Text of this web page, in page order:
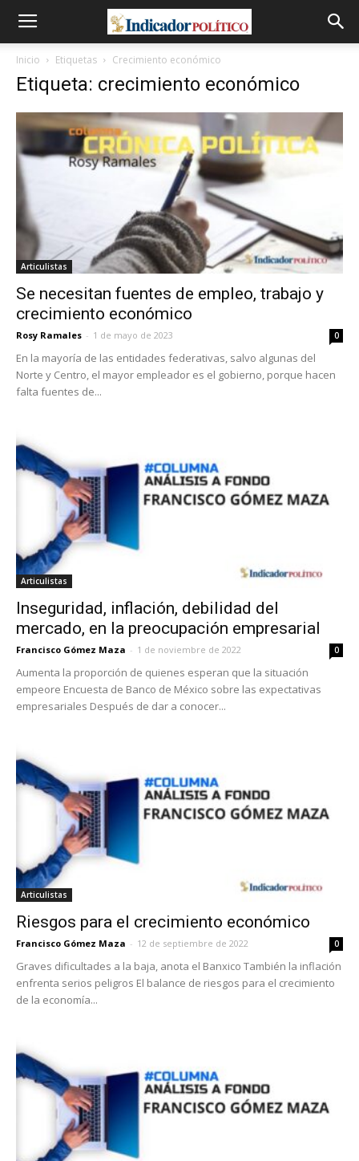
Inicio Etiquetas Crecimiento económico
Etiqueta: crecimiento económico
Articulistas
Se necesitan fuentes de empleo, trabajo y
crecimiento económico
Rosy Ramales - 1 de mayo de 2023 0
En la mayoría de las entidades federativas, salvo algunas del
Norte y Centro, el mayor empleador es el gobierno, porque hacen
falta fuentes de...
Articulistas
Inseguridad, inflación, debilidad del
mercado, en la preocupación empresarial
Francisco Gómez Maza - 1 de noviembre de 2022 0
Aumenta la proporción de quienes esperan que la situación
empeore Encuesta de Banco de México sobre las expectativas
empresariales Después de dar a conocer...
Articulistas
Riesgos para el crecimiento económico
Francisco Gómez Maza - 12 de septiembre de 2022 0
Graves dificultades a la baja, anota el Banxico También la inflación
enfrenta serios peligros El balance de riesgos para el crecimiento
de la economía...